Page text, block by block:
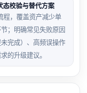
态校验与替代方案
程，覆盖资产减少单
；明确常见失败原因
完成）、高频误操作
的升级建议。